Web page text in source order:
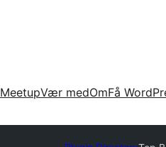
MeetupVær medOmFå